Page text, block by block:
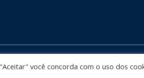
Darwin desenvolvido por Phidelis
você concorda com o uso dos